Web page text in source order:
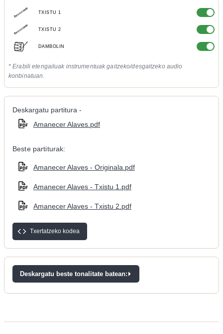
TXISTU 1
TXISTU 2
DAMBOLIN
* Erabili etengailuak instrumentuak gaitzeko/desgaitzeko audio
konbinatuan.
Deskargatu partitura -
Amanecer Alaves.pdf
Beste partiturak:
Amanecer Alaves - Originala.pdf
Amanecer Alaves - Txistu 1.pdf
Amanecer Alaves - Txistu 2.pdf
Txertatzeko kodea
Deskargatu beste tonalitate batean: